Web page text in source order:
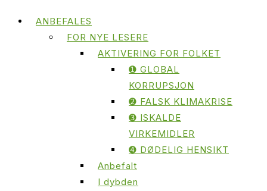
ANBEFALES
FOR NYE LESERE
AKTIVERING FOR FOLKET
➊ GLOBAL
KORRUPSJON
➋ FALSK KLIMAKRISE
➌ ISKALDE
VIRKEMIDLER
➍ DØDELIG HENSIKT
Anbefalt
I dybden